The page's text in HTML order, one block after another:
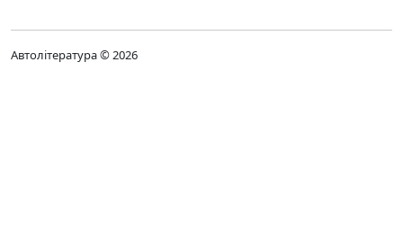
Автолітература © 2026